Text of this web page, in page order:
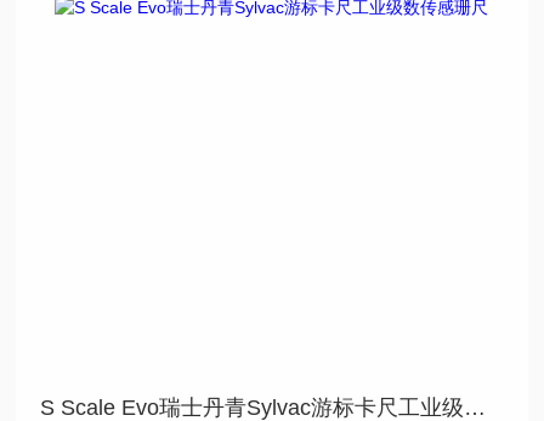
S Scale Evo瑞士丹青Sylvac游标卡尺工业级数传感珊尺